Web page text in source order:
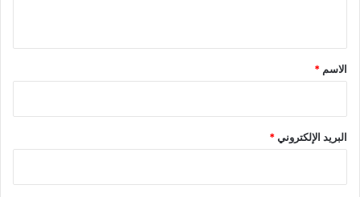
ة
ب
ت
و
ا
ن
*
الاسم *
البريد الإلكتروني*